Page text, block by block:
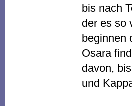
bis nach
der es so
beginnen
Osara
davon,
und